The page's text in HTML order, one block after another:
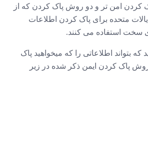
کردن امن تر و دو روش پاک کردن که از
متحده برای پاک کردن اطلاعات
سخت استفاده می کنند.
بتواند اطلاعاتی را که میخواهید پاک
روش پاک کردن ایمن ذکر شده در زیر